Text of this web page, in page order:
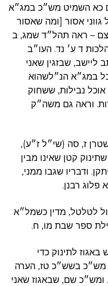
כא השמיט מש״כ במג״א
גווני אסור [ומה שאסור
– ראה תהל״ד שמג, ב
ד ע׳ נד. העו״ב
שבזגין שאני
במג״א הנ״לשהוא
נבילות, ששחוק
וראה גם משה״ק
ז, סה (שי״ל ז״ע),
שתינוק קטן שאינו מבין
ודבריו שגבו ממני,
פלוג רבנן.
לטלטל, מדין כשמל״א
ספר שבת מו, ח.
לתינוק כדי
מש״כ בשש״כ טז, הערה
שם, שבאגוז שאני